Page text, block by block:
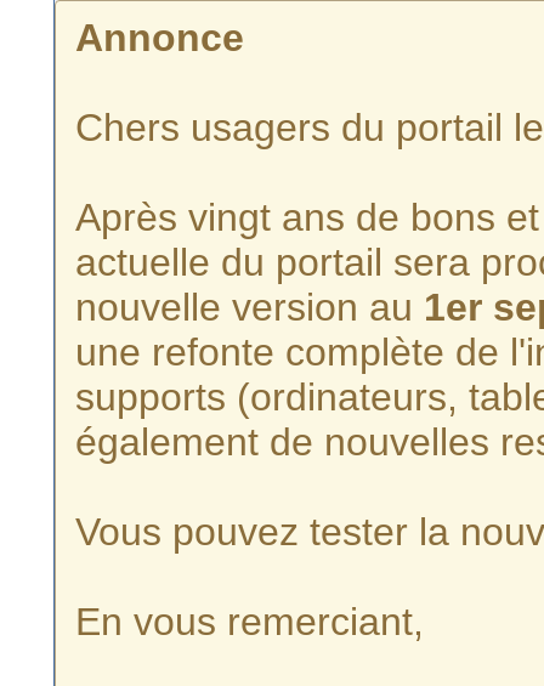
Annonce
Chers usagers du portail
Après vingt ans de bons
actuelle du portail sera
nouvelle version au 1er
une refonte complète de
supports (ordinateurs,
également de nouvelles
Vous pouvez tester la
En vous remerciant,